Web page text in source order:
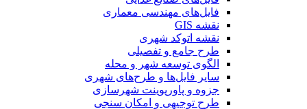
فایل‌های مهندسی معماری
نقشه GIS
نقشه اتوکد شهری
طرح جامع و تفصیلی
الگوی توسعه شهر و محله
سایر فایل‌ها و طرح‌های شهری
جزوه و پاورپوینت شهرسازی
طرح توجیهی و امکان سنجی